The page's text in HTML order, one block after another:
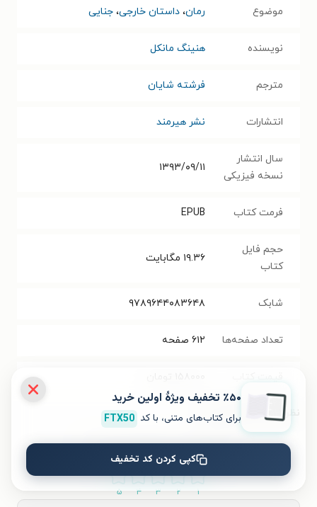
موضوع رمان، داستان خارجی، جنایی
نویسنده هنینگ مانکل
مترجم فرشته شایان
انتشارات نشر هیرمند
سال انتشار
نسخه فیزیکی
۱۳۹۳/۰۹/۱۱
فرمت کتاب EPUB
حجم فایل
کتاب
۱۹.۳۶ مگابایت
شابک ۹۷۸۹۶۴۴۰۸۳۶۴۸
تعداد صفحه‌ها ۶۱۲ صفحه
نظر شما دربارهٔ این کتاب
به این کتاب چه امتیازی می‌دهید؟
۱ ۲ ۳ ۴ ۵
٪۵۰ تخفیف ویژۀ اولین خرید
برای کتاب‌های متنی، با کد FTX50
کپی کردن کد تخفیف